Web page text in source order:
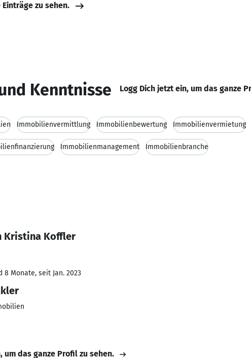
zu sehen.
Kenntnisse Logg Dich jetzt ein, um das ganze
Immobilienvermittlung Immobilienbewertung Immobilienvermietung
Immobilienmanagement Immobilienbranche
Kristina Koffler
8 Monate, seit Jan. 2023
um das ganze Profil zu sehen.